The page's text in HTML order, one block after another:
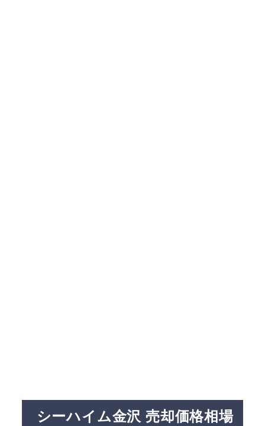
シーハイム金沢 売却価格相場